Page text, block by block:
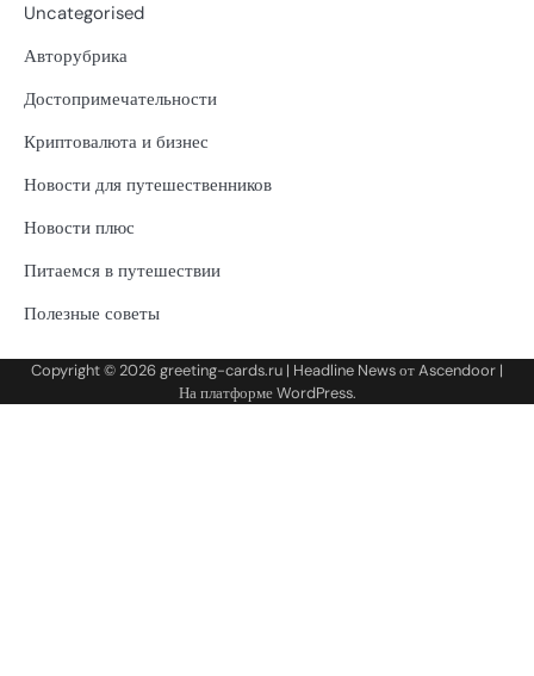
Uncategorised
Авторубрика
Достопримечательности
Криптовалюта и бизнес
Новости для путешественников
Новости плюс
Питаемся в путешествии
Полезные советы
Copyright © 2026greeting-cards.ru | Headline News отAscendoor |
На платформеWordPress.